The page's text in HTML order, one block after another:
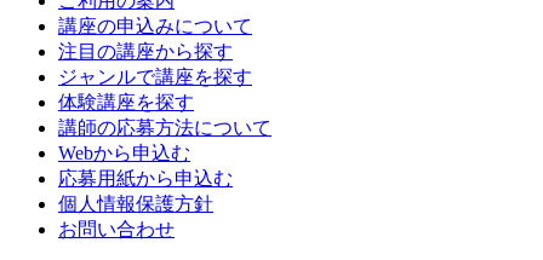
講座の申込みについて
注目の講座から探す
ジャンルで講座を探す
体験講座を探す
講師の応募方法について
Webから申込む
応募用紙から申込む
個人情報保護方針
お問い合わせ